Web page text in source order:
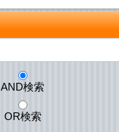
AND検索
OR検索